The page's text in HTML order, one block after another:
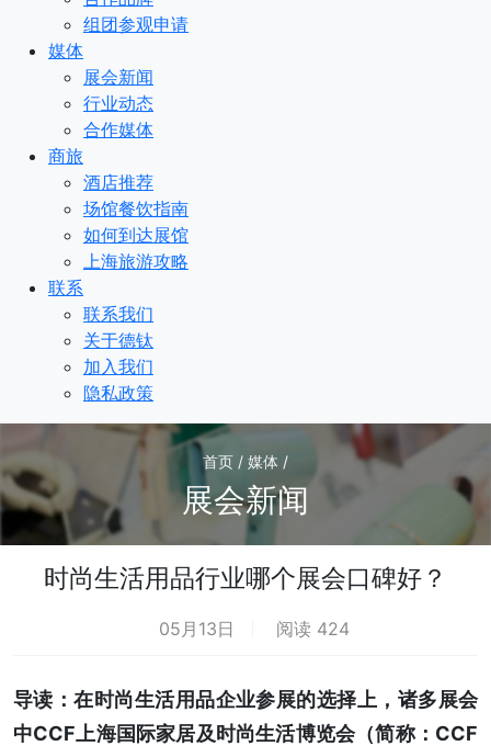
组团参观申请
媒体
展会新闻
行业动态
合作媒体
商旅
酒店推荐
场馆餐饮指南
如何到达展馆
上海旅游攻略
联系
联系我们
关于德钛
加入我们
隐私政策
首页 / 媒体 /
展会新闻
时尚生活用品行业哪个展会口碑好？
05月13日 阅读 424
导读：在时尚生活用品企业参展的选择上，诸多展会
中CCF上海国际家居及时尚生活博览会（简称：CCF